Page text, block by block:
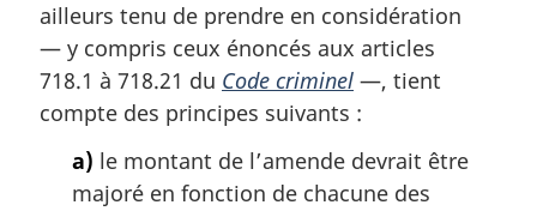
e
:
ailleurs tenu de prendre en considération
— y compris ceux énoncés aux articles
718.1 à 718.21 du Code criminel —, tient
compte des principes suivants :
a) le montant de l’amende devrait être
majoré en fonction de chacune des